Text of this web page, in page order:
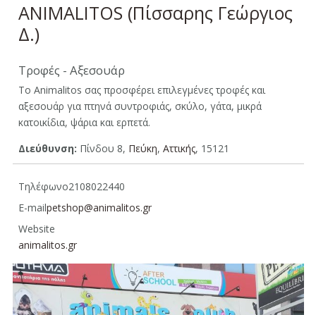
ANIMALITOS (Πίσσαρης Γεώργιος
Δ.)
Τροφές - Αξεσουάρ
Το Animalitos σας προσφέρει επιλεγμένες τροφές και
αξεσουάρ για πτηνά συντροφιάς, σκύλο, γάτα, μικρά
κατοικίδια, ψάρια και ερπετά.
Διεύθυνση: Πίνδου 8, Πεύκη, Aττικής, 15121
Τηλέφωνο2108022440
E-mailpetshop@animalitos.gr
Website
animalitos.gr